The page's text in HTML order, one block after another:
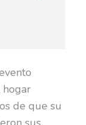
hogar
de que su